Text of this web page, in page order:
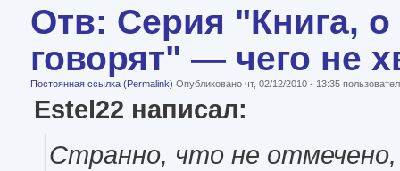
Отв: Серия "Книга, о
говорят" — чего не
Постоянная ссылка (Permalink) Опубликовано чт, 02/12/2010 - 13:35
Estel22 написал:
Странно, что не